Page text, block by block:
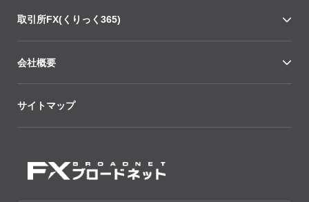
取引所FX(くりっく365)
会社概要
サイトマップ